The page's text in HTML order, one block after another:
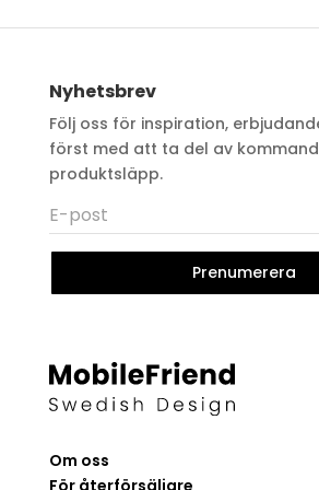
Nyhetsbrev
Följ oss för inspiration,
först med att ta del av
produktsläpp.
Prenumerera
Om oss
För återförsäljare